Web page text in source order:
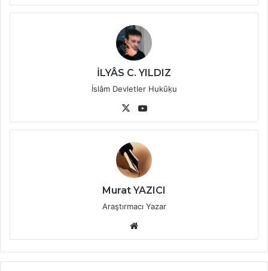
İLYÂS C. YILDIZ
İslâm Devletler Hukūḳu
X
Murat YAZICI
Araştırmacı Yazar
sitesi